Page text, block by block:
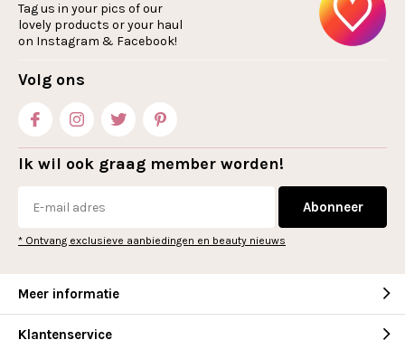
Tag us in your pics of our
lovely products or your haul
on Instagram & Facebook!
Volg ons
Ik wil ook graag member worden!
Abonneer
* Ontvang exclusieve aanbiedingen en beauty nieuws
Meer informatie
Klantenservice